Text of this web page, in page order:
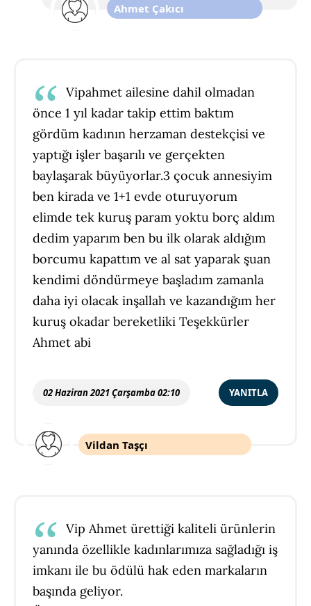
Ahmet Çakıcı
Vipahmet ailesine dahil olmadan
önce 1 yıl kadar takip ettim baktım
gördüm kadının herzaman destekçisi ve
yaptığı işler başarılı ve gerçekten
baylaşarak büyüyorlar.3 çocuk annesiyim
ben kirada ve 1+1 evde oturuyorum
elimde tek kuruş param yoktu borç aldım
dedim yaparım ben bu ilk olarak aldığım
borcumu kapattım ve al sat yaparak şuan
kendimi döndürmeye başladım zamanla
daha iyi olacak inşallah ve kazandığım her
kuruş okadar bereketliki Teşekkürler
Ahmet abi
YANITLA
02 Haziran 2021 Çarşamba 02:10
Vildan Taşçı
Vip Ahmet ürettiği kaliteli ürünlerin
yanında özellikle kadınlarımıza sağladığı iş
imkanı ile bu ödülü hak eden markaların
başında geliyor.